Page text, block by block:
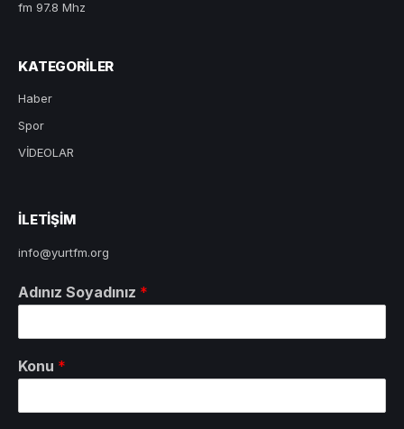
fm 97.8 Mhz
KATEGORILER
Haber
Spor
VİDEOLAR
ILETIŞIM
info@yurtfm.org
Adınız Soyadınız *
Konu *